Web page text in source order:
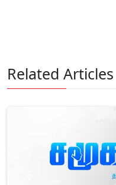
Related Articles